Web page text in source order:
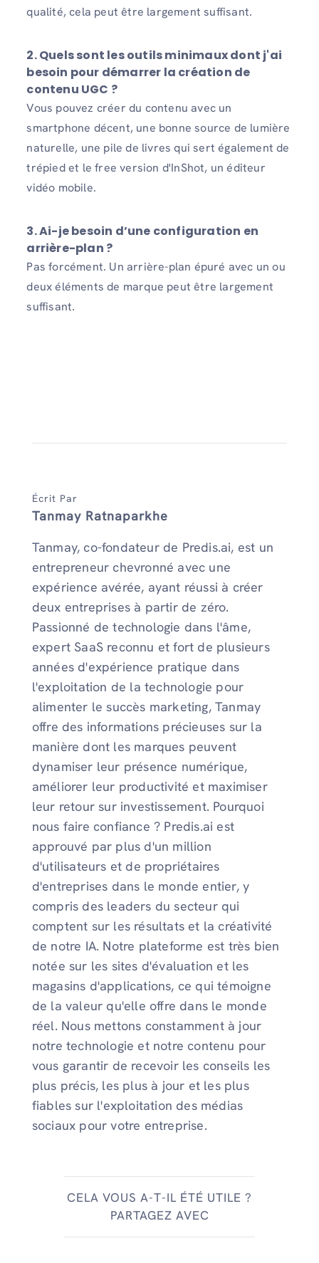
qualité, cela peut être largement suffisant.
2. Quels sont les outils minimaux dont j'ai
besoin pour démarrer la création de
contenu UGC ?
Vous pouvez créer du contenu avec un
smartphone décent, une bonne source de lumière
naturelle, une pile de livres qui sert également de
trépied et le free version d'InShot, un éditeur
vidéo mobile.
3. Ai-je besoin d’une configuration en
arrière-plan ?
Pas forcément. Un arrière-plan épuré avec un ou
deux éléments de marque peut être largement
suffisant.
Écrit Par
Tanmay Ratnaparkhe
Tanmay, co-fondateur de Predis.ai, est un
entrepreneur chevronné avec une
expérience avérée, ayant réussi à créer
deux entreprises à partir de zéro.
Passionné de technologie dans l'âme,
expert SaaS reconnu et fort de plusieurs
années d'expérience pratique dans
l'exploitation de la technologie pour
alimenter le succès marketing, Tanmay
offre des informations précieuses sur la
manière dont les marques peuvent
dynamiser leur présence numérique,
améliorer leur productivité et maximiser
leur retour sur investissement. Pourquoi
nous faire confiance ? Predis.ai est
approuvé par plus d'un million
d'utilisateurs et de propriétaires
d'entreprises dans le monde entier, y
compris des leaders du secteur qui
comptent sur les résultats et la créativité
de notre IA. Notre plateforme est très bien
notée sur les sites d'évaluation et les
magasins d'applications, ce qui témoigne
de la valeur qu'elle offre dans le monde
réel. Nous mettons constamment à jour
notre technologie et notre contenu pour
vous garantir de recevoir les conseils les
plus précis, les plus à jour et les plus
fiables sur l'exploitation des médias
sociaux pour votre entreprise.
CELA VOUS A-T-IL ÉTÉ UTILE ?
PARTAGEZ AVEC